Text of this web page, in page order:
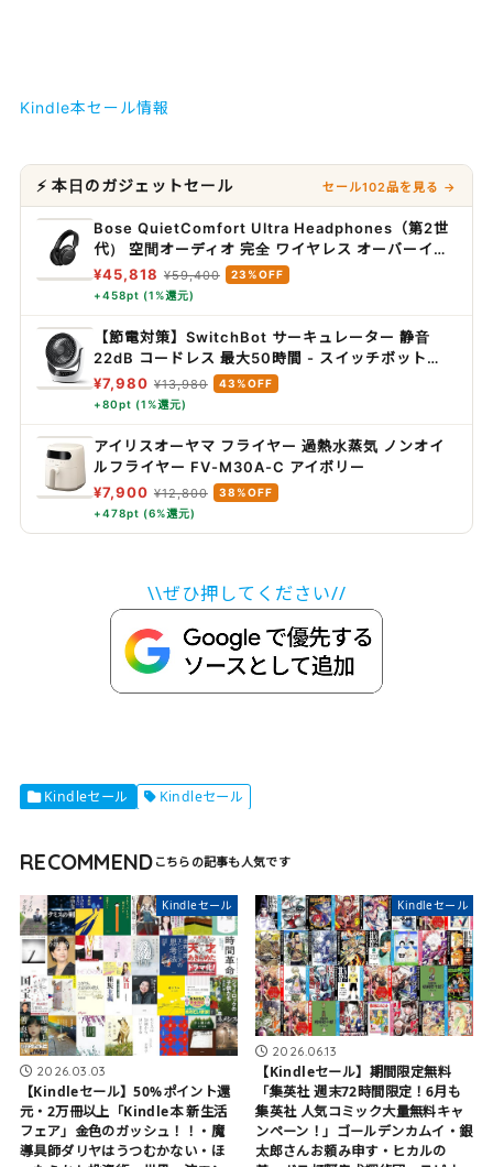
Kindle本セール情報
⚡ 本日のガジェットセール セール102品を見る →
Bose QuietComfort Ultra Headphones（第2世
代） 空間オーディオ 完全 ワイヤレス オーバーイヤ
ー型 ヘッドホン ノイズキャンセリング Bluetooth
接続 マイク搭載 最大30時間再生 急速充電 ブラック
¥45,818 ¥59,400
23%OFF
+458pt (1%還元)
【節電対策】SwitchBot サーキュレーター 静音
22dB コードレス 最大50時間 - スイッチボット
~30畳 Alexa対応 扇風機 DCモーター 3D首振り 無
段階風量調整 充電式バッテリー搭載 リモコン付き
梅雨対策 省エネ
¥7,980 ¥13,980
43%OFF
+80pt (1%還元)
アイリスオーヤマ フライヤー 過熱水蒸気 ノンオイ
ルフライヤー FV-M30A-C アイボリー
¥7,900 ¥12,800
38%OFF
+478pt (6%還元)
\\ぜひ押してください//
Kindleセール Kindleセール
RECOMMEND
Kindleセール
2026.03.03
【Kindleセール】50%ポイント還
元・2万冊以上「Kindle本 新生活
フェア」金色のガッシュ！！・魔
導具師ダリヤはうつむかない・ほ
Kindleセール
2026.06.13
【Kindleセール】期間限定無料
「集英社 週末72時間限定！6月も
集英社 人気コミック大量無料キャ
ンペーン！」ゴールデンカムイ・銀
太郎さんお頼み申す・ヒカルの